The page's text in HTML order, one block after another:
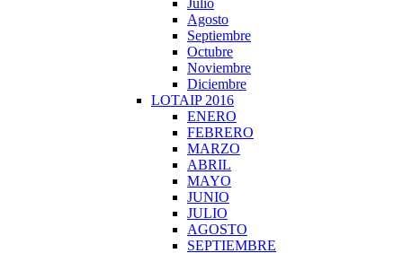
Julio
Agosto
Septiembre
Octubre
Noviembre
Diciembre
LOTAIP 2016
ENERO
FEBRERO
MARZO
ABRIL
MAYO
JUNIO
JULIO
AGOSTO
SEPTIEMBRE